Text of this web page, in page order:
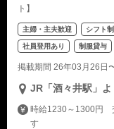
ト】
主婦・主夫歓迎 シフト
社員登用あり 制服貸与
掲載期間 26年03月26日
JR「酒々井駅」
時給1230～1300円
す